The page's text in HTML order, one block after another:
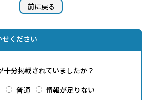
前に戻る
せください
十分掲載されていましたか？
普通 情報が足りない